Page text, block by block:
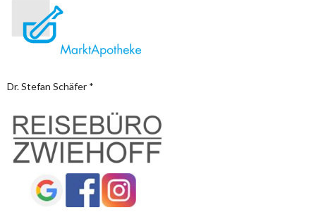
Dr. Stefan Schäfer *